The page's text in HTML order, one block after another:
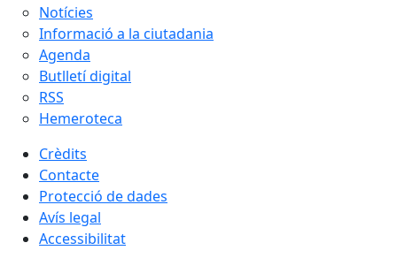
Notícies
Informació a la ciutadania
Agenda
Butlletí digital
RSS
Hemeroteca
Crèdits
Contacte
Protecció de dades
Avís legal
Accessibilitat